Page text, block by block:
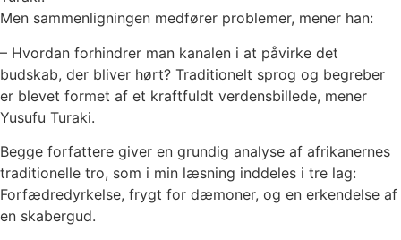
Men sammenligningen medfører problemer, mener han:
– Hvordan forhindrer man kanalen i at påvirke det
budskab, der bliver hørt? Traditionelt sprog og begreber
er blevet formet af et kraftfuldt verdensbillede, mener
Yusufu Turaki.
Begge forfattere giver en grundig analyse af afrikanernes
traditionelle tro, som i min læsning inddeles i tre lag:
Forfædredyrkelse, frygt for dæmoner, og en erkendelse af
en skabergud.